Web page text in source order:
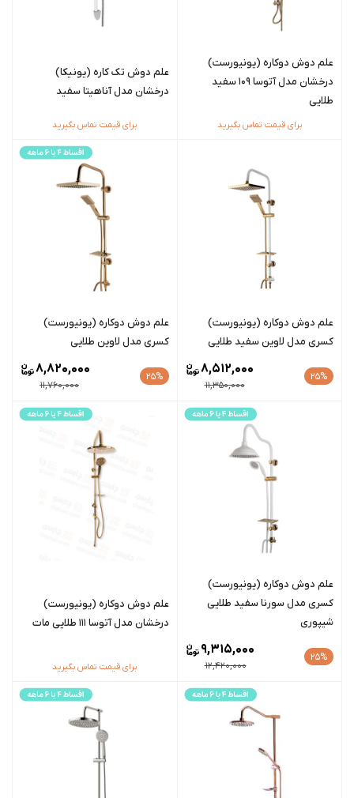
علم دوش دوکاره (یونیورست)
درخشان مدل آتوسا 109 سفید
طلایی
برای قیمت تماس بگیرید
علم دوش تک کاره (یونیکا)
درخشان مدل آناهیتا سفید
برای قیمت تماس بگیرید
علم دوش دوکاره (یونیورست)
کسری مدل لاوین سفید طلایی
25%
11,350,000
8,512,000
علم دوش دوکاره (یونیورست)
کسری مدل لاوین طلایی
25%
11,760,000
8,820,000
علم دوش دوکاره (یونیورست)
کسری مدل سورنا سفید طلایی
شیپوری
25%
12,420,000
9,315,000
علم دوش دوکاره (یونیورست)
درخشان مدل آتوسا 111 طلایی مات
برای قیمت تماس بگیرید